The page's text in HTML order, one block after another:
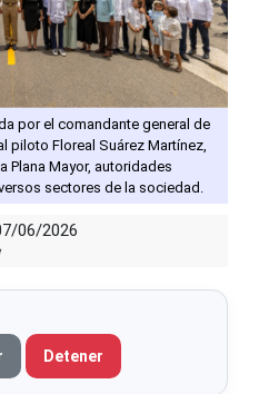
por el comandante general de
piloto Floreal Suárez Martínez,
Plana Mayor, autoridades
sectores de la sociedad.
06/2026
Detener